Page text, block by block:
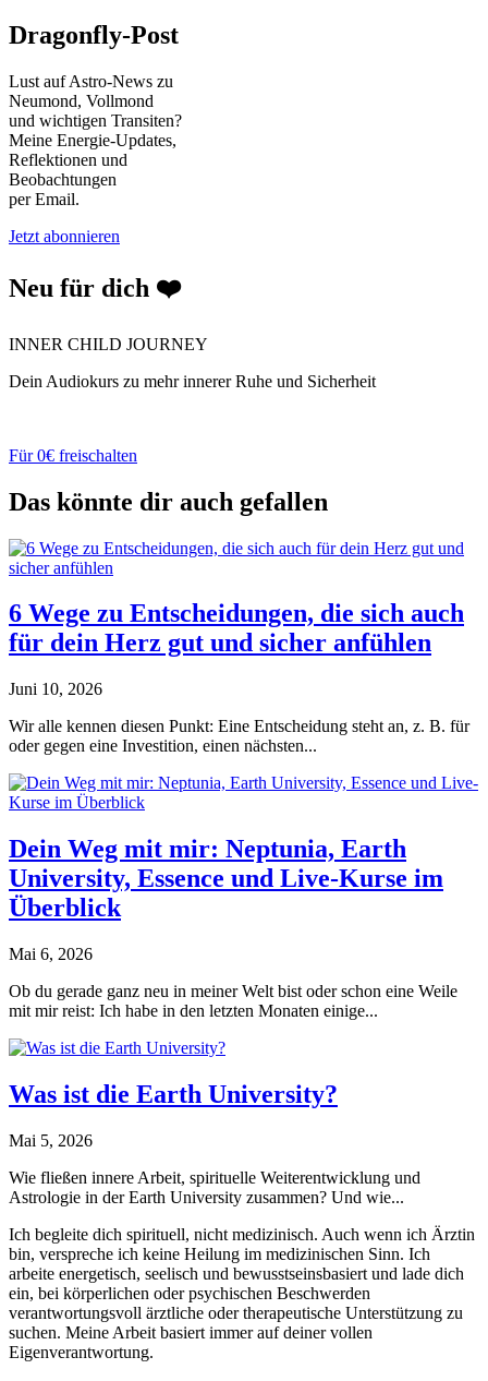
Dragonfly-Post
Lust auf Astro-News zu
Neumond, Vollmond
und wichtigen Transiten?
Meine Energie-Updates,
Reflektionen und
Beobachtungen
per Email.
Jetzt abonnieren
Neu für dich ❤️
INNER CHILD JOURNEY
Dein Audiokurs zu mehr innerer Ruhe und Sicherheit
Für 0€ freischalten
Das könnte dir auch gefallen
6 Wege zu Entscheidungen, die sich auch
für dein Herz gut und sicher anfühlen
Juni 10, 2026
Wir alle kennen diesen Punkt: Eine Entscheidung steht an, z. B. für
oder gegen eine Investition, einen nächsten...
Dein Weg mit mir: Neptunia, Earth
University, Essence und Live-Kurse im
Überblick
Mai 6, 2026
Ob du gerade ganz neu in meiner Welt bist oder schon eine Weile
mit mir reist: Ich habe in den letzten Monaten einige...
Was ist die Earth University?
Mai 5, 2026
Wie fließen innere Arbeit, spirituelle Weiterentwicklung und
Astrologie in der Earth University zusammen? Und wie...
Ich begleite dich spirituell, nicht medizinisch. Auch wenn ich Ärztin
bin, verspreche ich keine Heilung im medizinischen Sinn. Ich
arbeite energetisch, seelisch und bewusstseinsbasiert und lade dich
ein, bei körperlichen oder psychischen Beschwerden
verantwortungsvoll ärztliche oder therapeutische Unterstützung zu
suchen. Meine Arbeit basiert immer auf deiner vollen
Eigenverantwortung.